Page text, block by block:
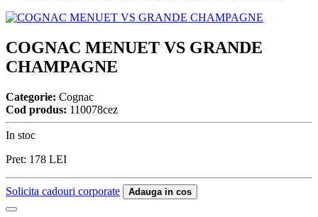
COGNAC MENUET VS GRANDE
CHAMPAGNE
Categorie: Cognac
Cod produs: 110078cez
In stoc
Pret: 178 LEI
Solicita cadouri corporate Adauga in cos